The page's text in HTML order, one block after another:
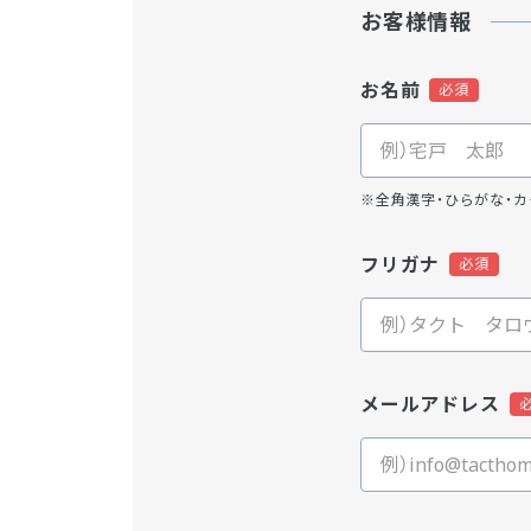
お客様情報
お名前
※全角漢字・ひらがな・
フリガナ
メールアドレス